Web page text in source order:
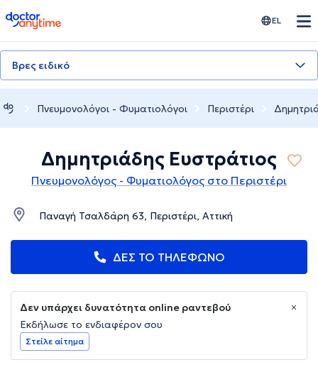
doctoranytime EL
Βρες ειδικό
Πνευμονολόγοι - Φυματιολόγοι Περιστέρι
Δημητριάδης Ευστράτιος
Πνευμονολόγος - Φυματιολόγος στο Περιστέρι
Παναγή Τσαλδάρη 63, Περιστέρι, Αττική
ΔΕΣ ΤΟ ΤΗΛΕΦΩΝΟ
Δεν υπάρχει δυνατότητα online ραντεβού
Εκδήλωσε το ενδιαφέρον σου
Στείλε αίτημα